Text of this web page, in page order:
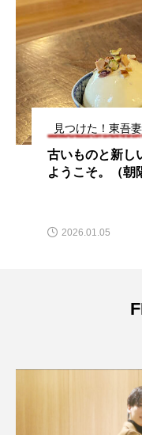
見つけた！東吾
古いものと新し
ようこそ。（朝
2026.01.05